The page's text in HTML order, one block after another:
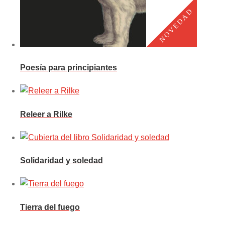
Poesía para principiantes
Releer a Rilke
Solidaridad y soledad
Tierra del fuego